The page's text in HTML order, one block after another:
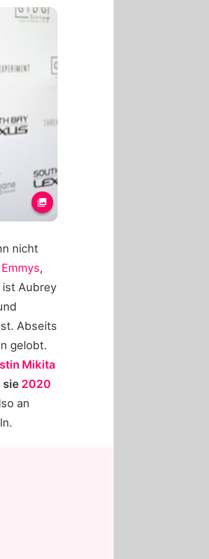
nicht
Emmys,
ist Aubrey
Abseits
gelobt.
Mikita
sie 2020
an